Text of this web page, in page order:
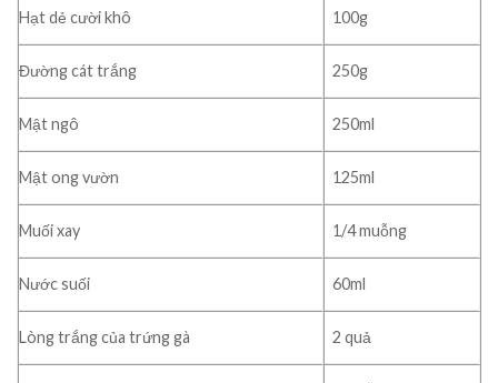
Hạt dẻ cười khô 100g
Đường cát trắng 250g
Mật ngô 250ml
Mật ong vườn 125ml
Muối xay 1/4 muỗng
Nước suối 60ml
Lòng trắng của trứng gà 2 quả